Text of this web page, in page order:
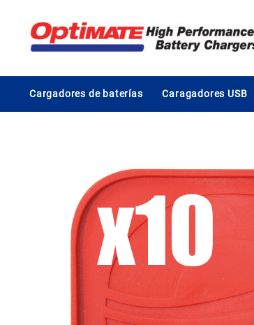
contenido
Cargadores de baterías Caragadores USB